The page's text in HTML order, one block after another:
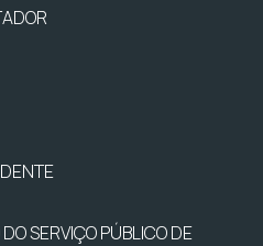
SERVIÇO PÚBLICO DE